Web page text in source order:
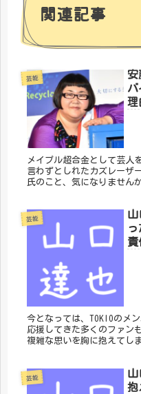
関連記事
芸能
安
バ
理
メイプル超合金として芸人
言わずとしれたカズレーザ
氏のこと、気になりません
芸能
山
責
今となっては、TOKIOのメ
応援してきた多くのファン
複雑な思いを胸に抱えてし
芸能
山
抱